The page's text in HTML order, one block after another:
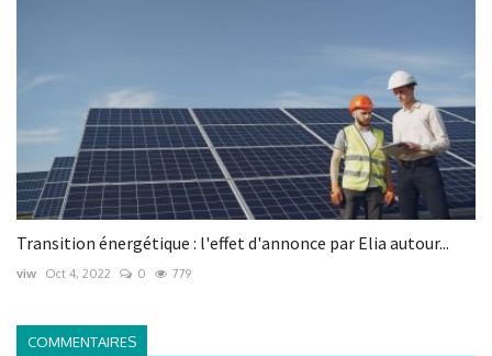
Transition énergétique : l'effet d'annonce par Elia autour...
viw Oct 4, 2022 0 779
COMMENTAIRES